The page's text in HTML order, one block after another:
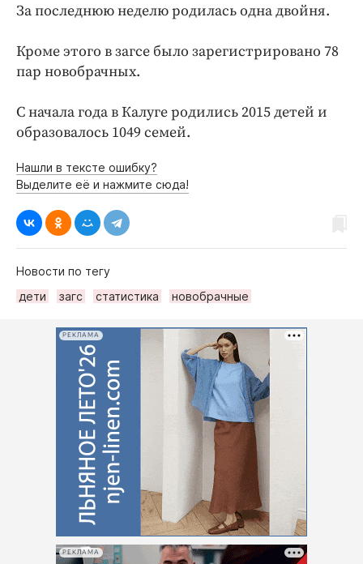
За последнюю неделю родилась одна двойня.
Кроме этого в загсе было зарегистрировано 78
пар новобрачных.
С начала года в Калуге родились 2015 детей и
образовалось 1049 семей.
Нашли в тексте ошибку?
Выделите её и нажмите сюда!
Новости по тегу
дети
загс статистика новобрачные
РЕКЛАМА
РЕКЛАМА